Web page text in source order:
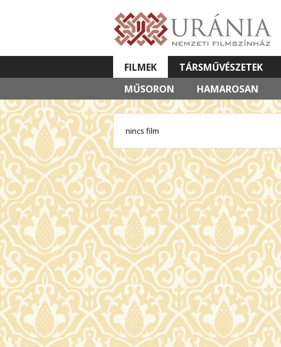
FILMEK
MŰSORON
HAMAROSAN
TÁRSMŰVÉSZETEK
VETÍTETT KÉPES ELŐADÁSOK
nincs film